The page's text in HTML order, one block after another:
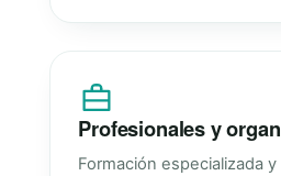
Profesionales y
Formación especializada